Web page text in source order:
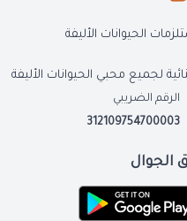
الحيوانات الأليفة
لجميع محبي الحيوانات الأليفة
الرقم الضريبي
312109754700003
الجوال